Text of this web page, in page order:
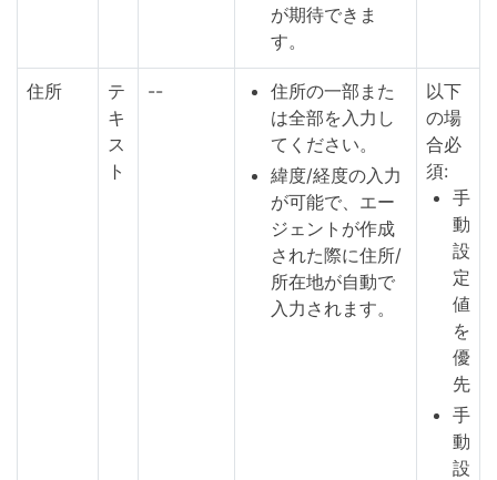
が期待できま
す。
住所
テ
キ
ス
ト
--
住所の一部また
は全部を入力し
てください。
緯度/経度の入力
が可能で、エー
ジェントが作成
された際に住所/
所在地が自動で
入力されます。
以下
の場
合必
須:
手
動
設
定
値
を
優
先
手
動
設